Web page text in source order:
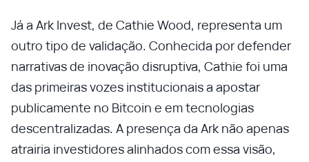
Já a Ark Invest, de Cathie Wood, representa um
outro tipo de validação. Conhecida por defender
narrativas de inovação disruptiva, Cathie foi uma
das primeiras vozes institucionais a apostar
publicamente no Bitcoin e em tecnologias
descentralizadas. A presença da Ark não apenas
atrairia investidores alinhados com essa visão,